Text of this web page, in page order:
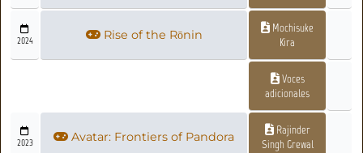
2024 Rise of the Rōnin
Mochisuke
Kira
Voces
adicionales
2023 Avatar: Frontiers of Pandora
Rajinder
Singh Grewal